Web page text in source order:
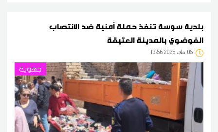
بلدية سوسة تنفذ حملة أمنية ضد الانتصاب
الفوضوي بالمدينة العتيقة
05 13:56 2026 ماي
جهوية